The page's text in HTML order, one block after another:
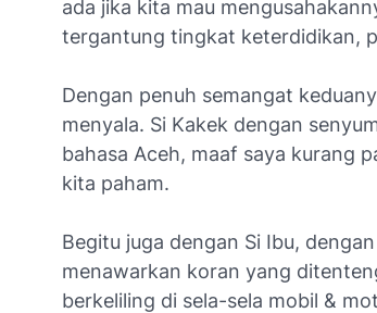
ada jika kita mau
tergantung tingkat keterdidikan,
Dengan penuh semangat
menyala. Si Kakek dengan
bahasa Aceh, maaf saya kurang
kita paham.
Begitu juga dengan Si Ibu,
menawarkan koran yang
berkeliling di sela-sela mobil &